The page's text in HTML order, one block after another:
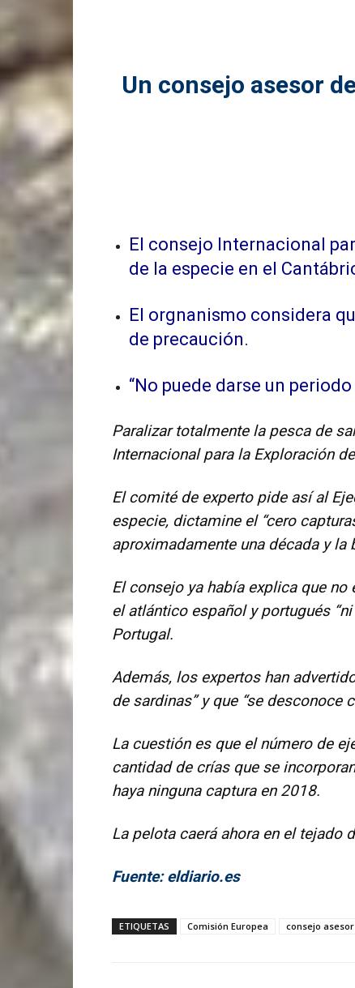
Un consejo asesor
El consejo Internacional
de la especie en el
El orgnanismo considera
de precaución.
“No puede darse un
Paralizar totalmente la pesca de
Internacional para la Exploración
El comité de experto pide así al
especie, dictamine el “cero
aproximadamente una década y
El consejo ya había explica que
el atlántico español y portugués
Portugal.
Además, los expertos han
de sardinas” y que “se desconoce
La cuestión es que el número de
cantidad de crías que se
haya ninguna captura en 2018.
La pelota caerá ahora en el tejado
Fuente: eldiario.es
ETIQUETAS Comisión Europea consejo asesor